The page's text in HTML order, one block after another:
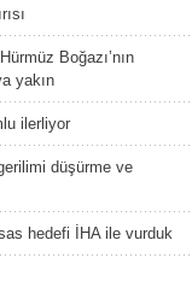
Boğazı’nın
yakın
ilerliyor
düşürme ve
hedefi İHA ile vurduk